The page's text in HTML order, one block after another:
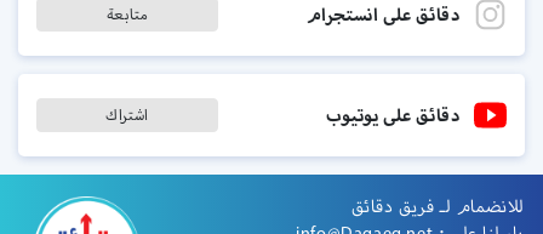
دقائق على انستجرام متابعة
دقائق على يوتيوب اشتراك
للانضمام لـ فريق دقائق